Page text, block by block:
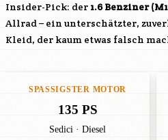
Insider-Pick: der 1.6 Benziner (
Allrad – ein unterschätzter,
Kleid, der kaum etwas falsch
SPASSIGSTER MOTOR
135 PS
Sedici · Diesel